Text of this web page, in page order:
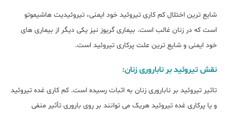
شایع ترین اختلال کم کاری تیروئید خود ایمنی، تیروئیدیت هاشیموتو
است که در زنان غالب است. بیماری گریوز نیز یکی دیگر از بیماری های
خود ایمنی و شایع ترین علت پرکاری تیروئید است.
نقش تیروئید بر ناباروری زنان:
تاثیر تیروئید بر ناباروری زنان به اثبات رسیده است. کم کاری غده تیروئید
و یا پرکاری غده تیروئید هریک می توانند بر روی باروری تأثیر منفی